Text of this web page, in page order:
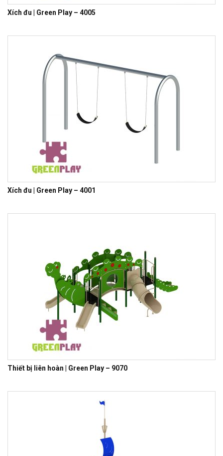
Xích đu | Green Play – 4005
Xích đu | Green Play – 4001
Thiết bị liên hoàn | Green Play – 9070